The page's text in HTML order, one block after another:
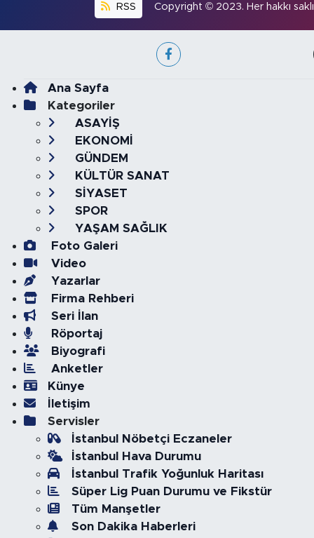
RSS Copyright © 2023. Her hakkı
Ana Sayfa
Kategoriler
ASAYİŞ
EKONOMİ
GÜNDEM
KÜLTÜR SANAT
SİYASET
SPOR
YAŞAM SAĞLIK
Foto Galeri
Video
Yazarlar
Firma Rehberi
Seri İlan
Röportaj
Biyografi
Anketler
Künye
İletişim
Servisler
İstanbul Nöbetçi Eczaneler
İstanbul Hava Durumu
İstanbul Trafik Yoğunluk Haritası
Süper Lig Puan Durumu ve Fikstür
Tüm Manşetler
Son Dakika Haberleri